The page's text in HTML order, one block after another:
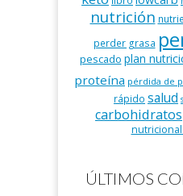
nutrición
perder grasa
pescado plan
proteína pérdida de
rápido salud
carbohidratos
ÚLTIMOS